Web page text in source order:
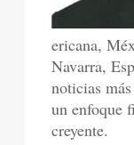
ericana,
Navarra,
noticias
un enfoque
creyente.